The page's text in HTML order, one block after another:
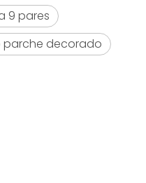
9 pares
parche decorado